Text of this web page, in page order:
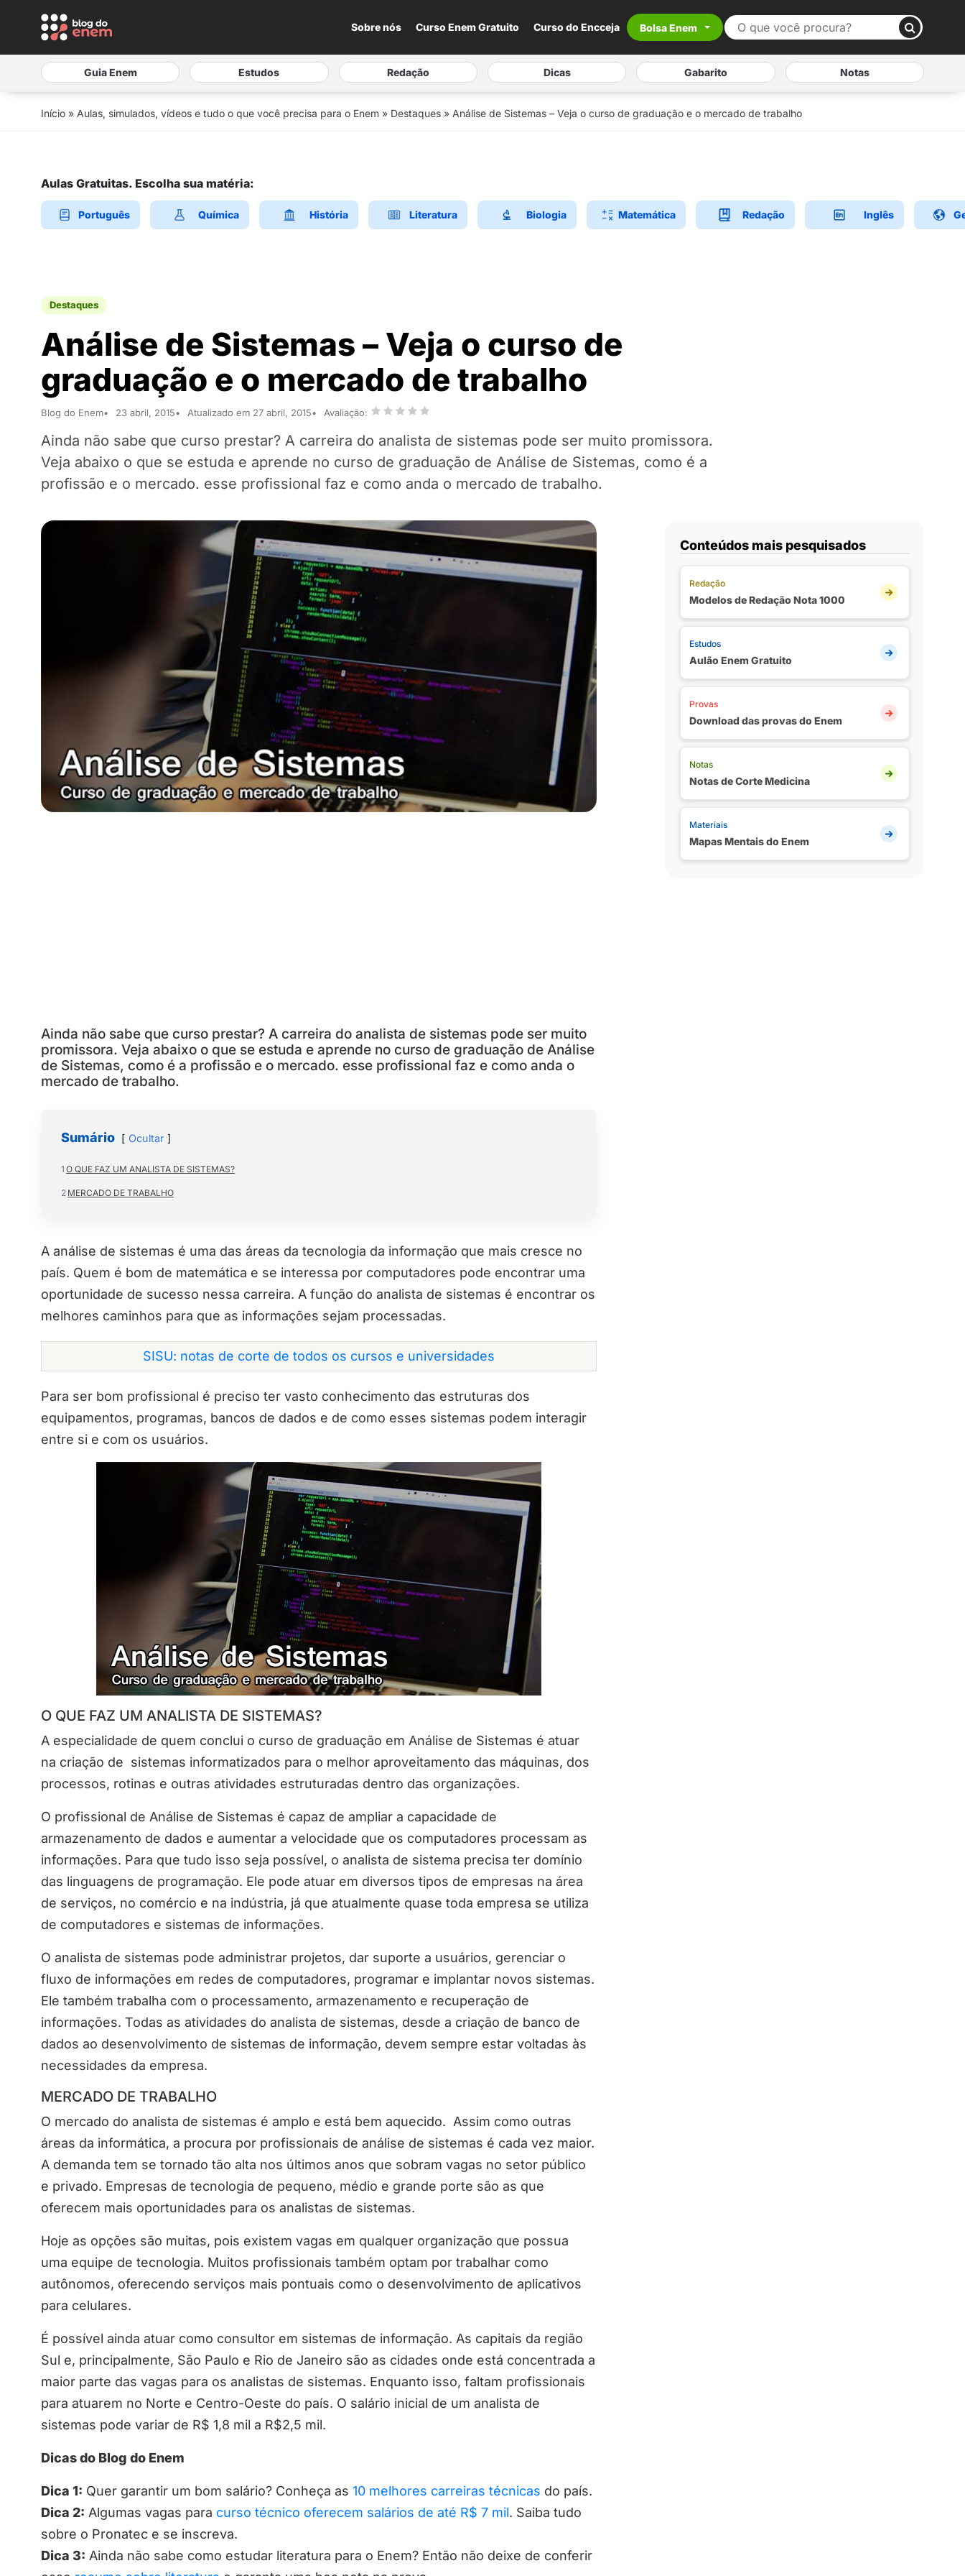
Sobre nós Curso Enem Gratuito Curso do Encceja Bolsa Enem
Guia Enem Estudos Redação Dicas Gabarito Notas
Início » Aulas, simulados, vídeos e tudo o que você precisa para o Enem » Destaques » Análise de Sistemas – Veja o curso de graduação e o mercado de trabalho
Aulas Gratuitas. Escolha sua matéria:
Português Química História Literatura Biologia Matemática Redação Inglês
Destaques
Análise de Sistemas – Veja o curso de
graduação e o mercado de trabalho
Blog do Enem 23 abril, 2015 Atualizado em 27 abril, 2015 Avaliação:
Ainda não sabe que curso prestar? A carreira do analista de sistemas pode ser muito promissora.
Veja abaixo o que se estuda e aprende no curso de graduação de Análise de Sistemas, como é a
profissão e o mercado. esse profissional faz e como anda o mercado de trabalho.
Ainda não sabe que curso prestar? A carreira do analista de sistemas pode ser muito
promissora. Veja abaixo o que se estuda e aprende no curso de graduação de Análise
de Sistemas, como é a profissão e o mercado. esse profissional faz e como anda o
mercado de trabalho.
Sumário Ocultar
1 O QUE FAZ UM ANALISTA DE SISTEMAS?
2 MERCADO DE TRABALHO
A análise de sistemas é uma das áreas da tecnologia da informação que mais cresce no
país. Quem é bom de matemática e se interessa por computadores pode encontrar uma
oportunidade de sucesso nessa carreira. A função do analista de sistemas é encontrar os
melhores caminhos para que as informações sejam processadas.
SISU: notas de corte de todos os cursos e universidades
Para ser bom profissional é preciso ter vasto conhecimento das estruturas dos
equipamentos, programas, bancos de dados e de como esses sistemas podem interagir
entre si e com os usuários.
O QUE FAZ UM ANALISTA DE SISTEMAS?
A especialidade de quem conclui o curso de graduação em Análise de Sistemas é atuar
na criação de sistemas informatizados para o melhor aproveitamento das máquinas, dos
processos, rotinas e outras atividades estruturadas dentro das organizações.
O profissional de Análise de Sistemas é capaz de ampliar a capacidade de
armazenamento de dados e aumentar a velocidade que os computadores processam as
informações. Para que tudo isso seja possível, o analista de sistema precisa ter domínio
das linguagens de programação. Ele pode atuar em diversos tipos de empresas na área
de serviços, no comércio e na indústria, já que atualmente quase toda empresa se utiliza
de computadores e sistemas de informações.
O analista de sistemas pode administrar projetos, dar suporte a usuários, gerenciar o
fluxo de informações em redes de computadores, programar e implantar novos sistemas.
Ele também trabalha com o processamento, armazenamento e recuperação de
informações. Todas as atividades do analista de sistemas, desde a criação de banco de
dados ao desenvolvimento de sistemas de informação, devem sempre estar voltadas às
necessidades da empresa.
MERCADO DE TRABALHO
O mercado do analista de sistemas é amplo e está bem aquecido. Assim como outras
áreas da informática, a procura por profissionais de análise de sistemas é cada vez maior.
A demanda tem se tornado tão alta nos últimos anos que sobram vagas no setor público
e privado. Empresas de tecnologia de pequeno, médio e grande porte são as que
oferecem mais oportunidades para os analistas de sistemas.
Hoje as opções são muitas, pois existem vagas em qualquer organização que possua
uma equipe de tecnologia. Muitos profissionais também optam por trabalhar como
autônomos, oferecendo serviços mais pontuais como o desenvolvimento de aplicativos
para celulares.
É possível ainda atuar como consultor em sistemas de informação. As capitais da região
Sul e, principalmente, São Paulo e Rio de Janeiro são as cidades onde está concentrada a
maior parte das vagas para os analistas de sistemas. Enquanto isso, faltam profissionais
para atuarem no Norte e Centro-Oeste do país. O salário inicial de um analista de
sistemas pode variar de R$ 1,8 mil a R$2,5 mil.
Dicas do Blog do Enem
Dica 1: Quer garantir um bom salário? Conheça as 10 melhores carreiras técnicas do país.
Dica 2: Algumas vagas para curso técnico oferecem salários de até R$ 7 mil. Saiba tudo
sobre o Pronatec e se inscreva.
Dica 3: Ainda não sabe como estudar literatura para o Enem? Então não deixe de conferir
Conteúdos mais pesquisados
Redação
Modelos de Redação Nota 1000
Estudos
Aulão Enem Gratuito
Provas
Download das provas do Enem
Notas
Notas de Corte Medicina
Materiais
Mapas Mentais do Enem